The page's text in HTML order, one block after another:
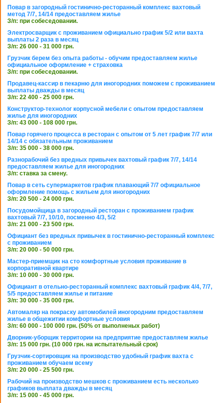
Повар в загородный гостинично-ресторанный комплекс вахтовый
метод 7/7, 14/14 предоставляем жилье
З/п: при собеседовании.
Электросварщик с проживанием официально график 5/2 или вахта
выплаты 2 раза в месяц
З/п: 26 000 - 31 000 грн.
Грузчик берем без опыта работы - обучим предоставляем жилье
официальное оформление + страховка
З/п: при собеседовании.
Продавец-кассир в пекарню для иногородних поможем с проживанием
выплаты дважды в месяц
З/п: 22 400 - 25 000 грн.
Конструктор-технолог корпусной мебели с опытом предоставляем
жилье для иногородних
З/п: 43 000 - 108 000 грн.
Повар горячего процесса в ресторан с опытом от 5 лет график 7/7 или
14/14 с обязательным проживанием
З/п: 35 000 - 38 000 грн.
Разнорабочий без вредных привычек вахтовый график 7/7, 14/14
предоставляем жилье для иногородних
З/п: ставка за смену.
Повар в сеть супермаркетов график плавающий 7/7 официальное
оформление помощь с жильем для иногородних
З/п: 20 500 - 24 000 грн.
Посудомойщица в загородный ресторан с проживанием график
вахтовый 7/7, 10/10, посменно 4/3, 5/2
З/п: 21 000 - 23 500 грн.
Официант без вредных привычек в гостинично-ресторанный комплекс
с проживанием
З/п: 20 000 - 50 000 грн.
Мастер-приемщик на сто комфортные условия проживание в
корпоративной квартире
З/п: 10 000 - 30 000 грн.
Официант в отельно-ресторанный комплекс вахтовый график 4/4, 7/7,
5/5 предоставляем жилье и питание
З/п: 30 000 - 35 000 грн.
Автомаляр на покраску автомобилей иногородним предоставляем
жилье в общежитии комфортные условия
З/п: 60 000 - 100 000 грн. (50% от выполненых работ)
Дворник-уборщик территории на предприятие предоставляем жилье
З/п: 15 000 грн. (10 000 грн. на испытательный срок)
Грузчик-сортировщик на производство удобный график вахта с
проживанием обучаем всему
З/п: 20 000 - 25 500 грн.
Рабочий на производство мешков с проживанием есть несколько
графиков выплата дважды в месяц
З/п: 15 000 - 45 000 грн.